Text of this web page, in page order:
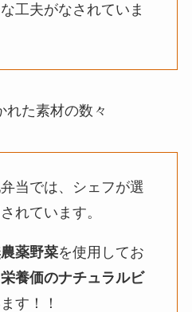
工夫がなされていま
れた素材の数々
当では、シェフが選
れています。
薬野菜を使用してお
養価のナチュラルビ
す！！